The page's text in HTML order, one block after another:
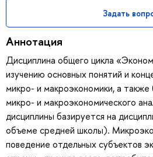
Задать
Аннотация
Дисциплина общего цикла
изучению основных понятий и
микро- и макроэкономики, а
микро- и макроэкономического
дисциплины базируется на
объеме средней школы).
поведение отдельных субъектов